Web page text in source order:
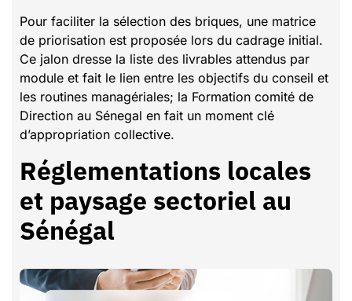
Pour faciliter la sélection des briques, une matrice
de priorisation est proposée lors du cadrage initial.
Ce jalon dresse la liste des livrables attendus par
module et fait le lien entre les objectifs du conseil et
les routines managériales; la Formation comité de
Direction au Sénegal en fait un moment clé
d’appropriation collective.
Réglementations locales
et paysage sectoriel au
Sénégal